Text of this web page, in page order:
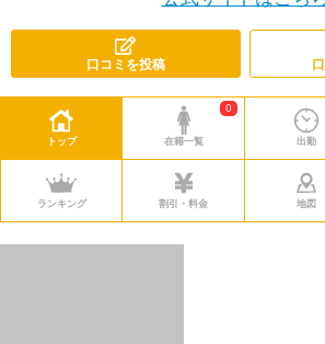
口コミを投稿
トップ 在籍一覧
0
出勤
ランキング 割引・料金 地図